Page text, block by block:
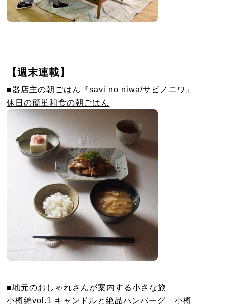
【週末連載】
■器店主の朝ごはん『savi no niwa/サビノニワ』
休日の簡単和食の朝ごはん
■地元のおしゃれさんが案内する小さな旅
小樽編vol.1 キャンドルと絶品ハンバーグ「小樽